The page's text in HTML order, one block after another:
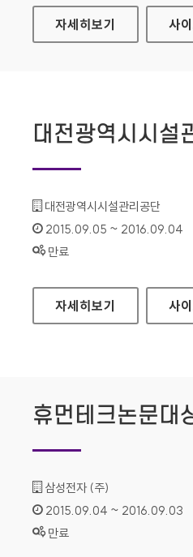
대원대학교 홈페이지
자세히보기 사
대전광역시시설
기관명 :
대전광역시시설관리공단
인증기간 :
2015.09.05 ~ 2016.09.04
상태 :
만료
대전광역시시설관리공단
자세히보기 사
휴먼테크논문대
기관명 :
삼성전자 (주)
인증기간 :
2015.09.04 ~ 2016.09.03
상태 :
만료